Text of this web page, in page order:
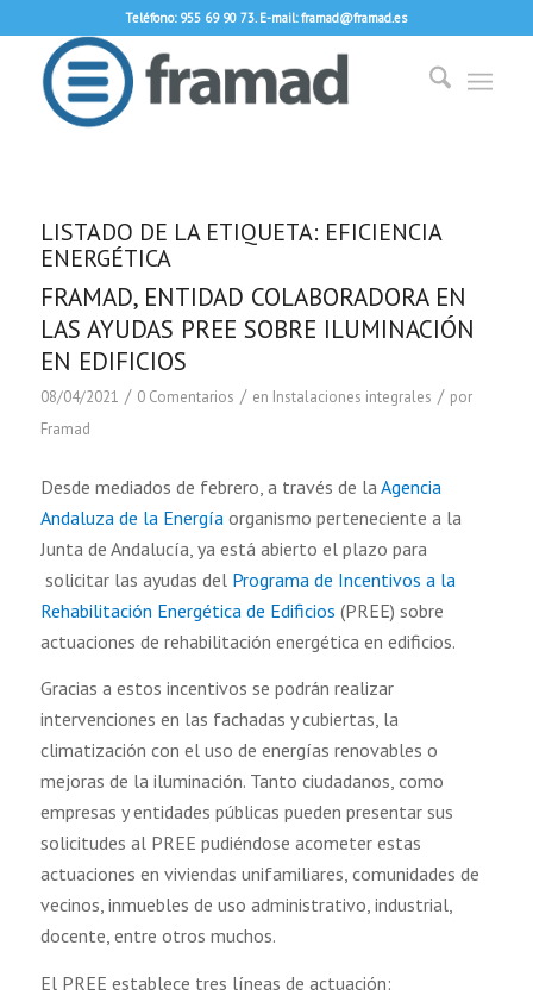
Teléfono: 955 69 90 73. E-mail: framad@framad.es
LISTADO DE LA ETIQUETA: EFICIENCIA
ENERGÉTICA
FRAMAD, ENTIDAD COLABORADORA EN
LAS AYUDAS PREE SOBRE ILUMINACIÓN
EN EDIFICIOS
08/04/2021 / 0 Comentarios / en Instalaciones integrales / por
Framad
Desde mediados de febrero, a través de la Agencia
Andaluza de la Energía organismo perteneciente a la
Junta de Andalucía, ya está abierto el plazo para
solicitar las ayudas del Programa de Incentivos a la
Rehabilitación Energética de Edificios (PREE) sobre
actuaciones de rehabilitación energética en edificios.
Gracias a estos incentivos se podrán realizar
intervenciones en las fachadas y cubiertas, la
climatización con el uso de energías renovables o
mejoras de la iluminación. Tanto ciudadanos, como
empresas y entidades públicas pueden presentar sus
solicitudes al PREE pudiéndose acometer estas
actuaciones en viviendas unifamiliares, comunidades de
vecinos, inmuebles de uso administrativo, industrial,
docente, entre otros muchos.
El PREE establece tres líneas de actuación: